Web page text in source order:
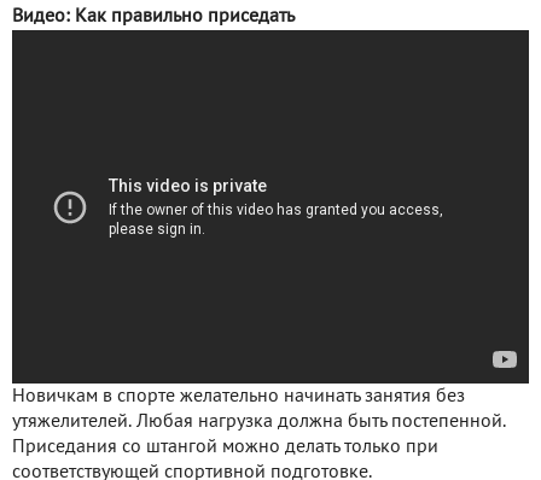
Видео: Как правильно приседать
Новичкам в спорте желательно начинать занятия без
утяжелителей. Любая нагрузка должна быть постепенной.
Приседания со штангой можно делать только при
соответствующей спортивной подготовке.